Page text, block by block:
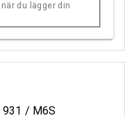
du lägger din
931 / M6S